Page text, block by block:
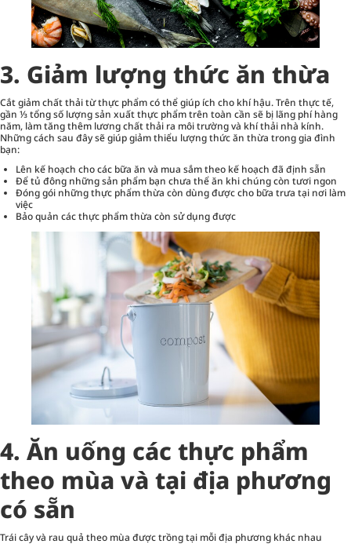
3. Giảm lượng thức ăn thừa
Cắt giảm chất thải từ thực phẩm có thể giúp ích cho khí hậu. Trên thực tế,
gần ⅓ tổng số lượng sản xuất thực phẩm trên toàn cần sẽ bị lãng phí hàng
năm, làm tăng thêm lương chất thải ra môi trường và khí thải nhà kính.
Những cách sau đây sẽ giúp giảm thiểu lượng thức ăn thừa trong gia đình
bạn:
Lên kế hoạch cho các bữa ăn và mua sắm theo kế hoạch đã định sẵn
Để tủ đông những sản phẩm bạn chưa thể ăn khi chúng còn tươi ngon
Đóng gói những thực phẩm thừa còn dùng được cho bữa trưa tại nơi làm
việc
Bảo quản các thực phẩm thừa còn sử dụng được
4. Ăn uống các thực phẩm
theo mùa và tại địa phương
có sẵn
Trái cây và rau quả theo mùa được trồng tại mỗi địa phương khác nhau